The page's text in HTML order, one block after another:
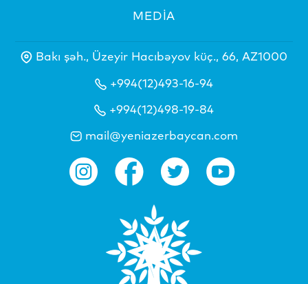
MEDİA
Bakı şəh., Üzeyir Hacıbəyov küç., 66, AZ1000
+994(12)493-16-94
+994(12)498-19-84
mail@yeniazerbaycan.com